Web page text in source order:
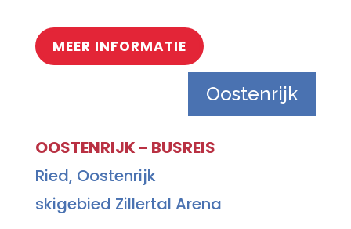
MEER INFORMATIE
Oostenrijk
OOSTENRIJK - BUSREIS
Ried, Oostenrijk
skigebied Zillertal Arena